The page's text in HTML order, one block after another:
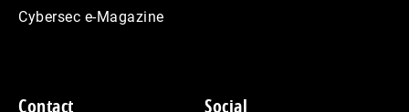
Cybersec e-Magazine
Contact Social